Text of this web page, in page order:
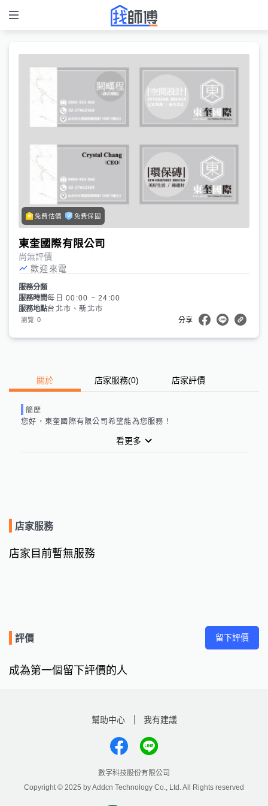
免費估價 免費保固
東奎國際有限公司
尚無評價
歡迎來電
服務分類
服務時間每日 00:00 ~ 24:00
服務地點台北市、新北市
瀏覽 0 分享
關於 店家服務(0) 店家評價
簡歷
您好， 東奎國際有限公司 希望能為您服務！
看更多
店家服務
店家目前暫無服務
評價 留下評價
成為第一個留下評價的人
幫助中心 我有建議
數字科技股份有限公司
Copyright © 2025 by Addcn Technology Co., Ltd. All Rights reserved